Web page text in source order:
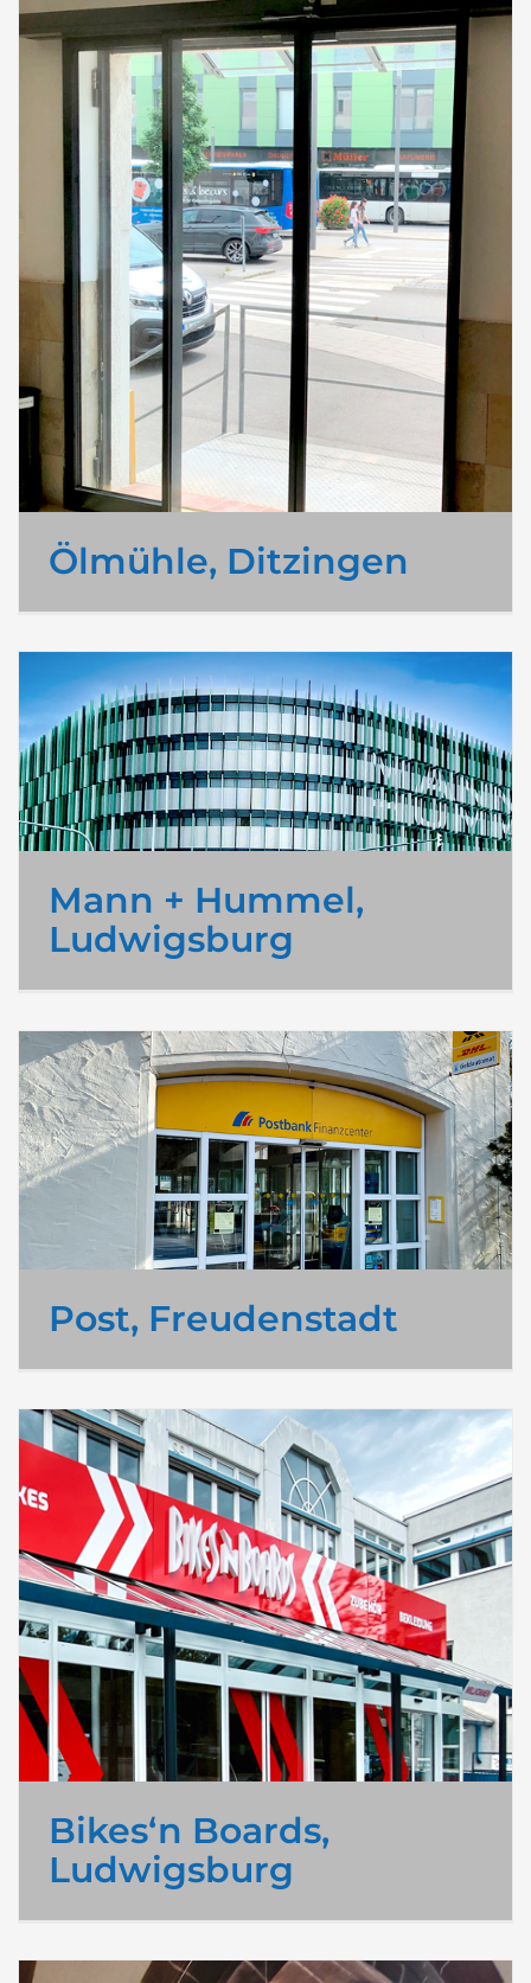
Ölmühle, Ditzingen
Mann + Hummel,
Ludwigsburg
Post, Freudenstadt
Bikes‘n Boards,
Ludwigsburg